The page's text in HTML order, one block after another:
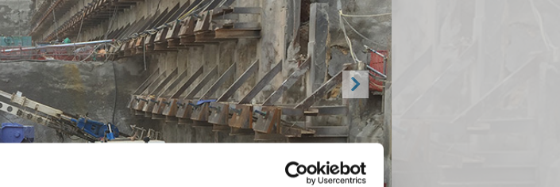
Next